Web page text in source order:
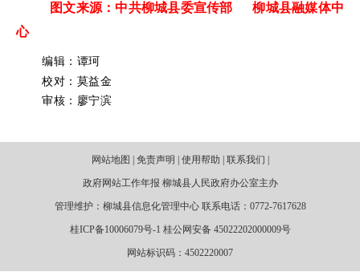
图文来源：中共柳城县委宣传部 柳城县融媒体中
心
编辑：谭珂
校对：莫益金
审核：廖宁滨
网站地图 | 免责声明 | 使用帮助 | 联系我们 |
政府网站工作年报 柳城县人民政府办公室主办
管理维护：柳城县信息化管理中心 联系电话：0772-7617628
桂ICP备10006079号-1 桂公网安备 45022202000009号
网站标识码：4502220007